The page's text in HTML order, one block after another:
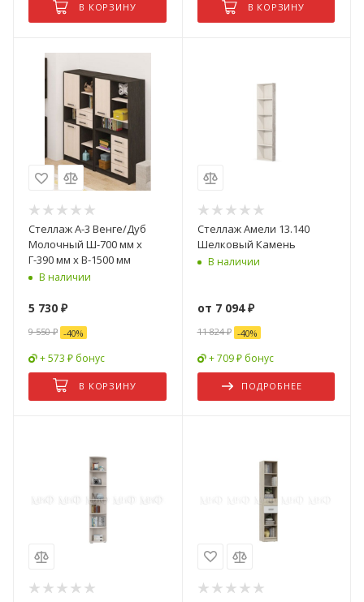
В КОРЗИНУ В КОРЗИНУ
Стеллаж А-3 Венге/Дуб
Молочный Ш-700 мм x
Г-390 мм х В-1500 мм
В наличии
5 730 ₽
9 550₽ -40%
+ 573 ₽ бонус
В КОРЗИНУ
Стеллаж Амели 13.140
Шелковый Камень
В наличии
от 7 094 ₽
11 824 ₽ -40%
+ 709 ₽ бонус
ПОДРОБНЕЕ